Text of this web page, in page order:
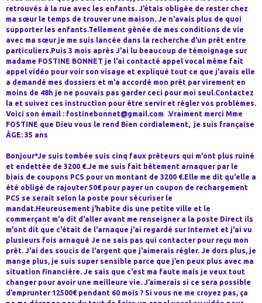
retrouvés à la rue avec les enfants. J’étais obligée de rester chez
ma sœur le temps de trouver une maison. Je n'avais plus de quoi
supporter les enfants.Tellement gênée de mes conditions de vie
avec ma sœur je me suis lancée dans la recherche d'un prêt entre
particuliers.Puis 3 mois après J'ai lu beaucoup de témoignage sur
madame FOSTINE BONNET je l'ai contacté appel vocal même fait
appel vidéo pour voir son visage et expliqué tout ce que j'avais elle
a demandé mes dossiers et m'a accordé mon prêt par virement en
moins de 48h je ne pouvais pas garder ceci pour moi seul.Contactez
la et suivez ces instruction pour être servir et régler vos problèmes.
Voici son émail : fostinebonnet@gmail.com .Vraiment merci Mme
FOSTINE que Dieu vous le rend Bien cordialement, je suis française
ÂGE: 35 ans
Bonjour*Je suis tombée suis cinq faux prêteurs qui m'ont plus ruiné
et endettée de 3200 €.Je me suis fait bêtement arnaquer par le
biais de coupons PCS pour un montant de 3200 €.Elle me dit qu'elle a
été obligé de rajouter 50€ pour payer un coupon de rechargement
PCS se serait selon la poste pour sécuriser le
mandat.Heureusement j'habite dis une petite ville et le
commerçant m'a dit d'aller avant me renseigner a la poste Direct ils
m'ont dit que c'était de l'arnaque j'ai regardé sur Internet et j'ai vu
plusieurs fois arnaqué Je ne sais pas qui contacter pour reçu mon
prêt. J'ai des soucis de l'argent que j'aimerais régler. Je dors plus, je
mange plus, je suis super sensible parce que j’en peux plus avec ma
situation financière. Je sais que c'est ma faute mais je veux tout
changer pour avoir une meilleure vie. J’aimerais si ce sera possible
d’emprunter 12500€ pendant 60 mois ? Si vous ne me croyez pas, ça